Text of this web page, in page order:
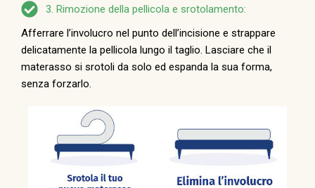
3. Rimozione della pellicola e srotolamento:
Afferrare l’involucro nel punto dell’incisione e strappare
delicatamente la pellicola lungo il taglio. Lasciare che il
materasso si srotoli da solo ed espanda la sua forma,
senza forzarlo.